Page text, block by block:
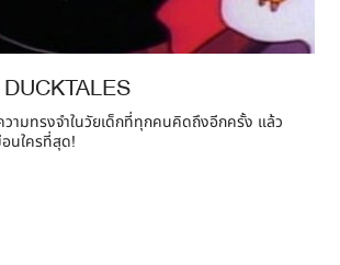
วามทรงจำในวัยเด็กที่ทุกคนคิดถึงอีกครั้ง แล้ว
นใครที่สุด!